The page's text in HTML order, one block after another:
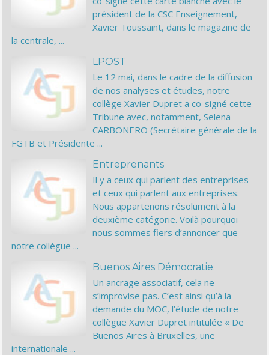
président de la CSC Enseignement,
Xavier Toussaint, dans le magazine de
la centrale, ...
LPOST
Le 12 mai, dans le cadre de la diffusion
de nos analyses et études, notre
collège Xavier Dupret a co-signé cette
Tribune avec, notamment, Selena
CARBONERO (Secrétaire générale de la
FGTB et Présidente ...
Entreprenants
Il y a ceux qui parlent des entreprises
et ceux qui parlent aux entreprises.
Nous appartenons résolument à la
deuxième catégorie. Voilà pourquoi
nous sommes fiers d’annoncer que
notre collègue ...
Buenos Aires Démocratie.
Un ancrage associatif, cela ne
s’improvise pas. C’est ainsi qu’à la
demande du MOC, l’étude de notre
collègue Xavier Dupret intitulée « De
Buenos Aires à Bruxelles, une
internationale ...